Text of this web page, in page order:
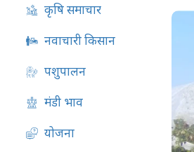
कृषि समाचार
नवाचारी किसान
पशुपालन
मंडी भाव
योजना
62.58
फसल
05-Aug-